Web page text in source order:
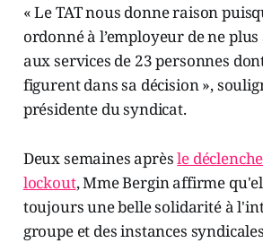
« Le TAT nous donne raison
ordonné à l’employeur de ne
aux services de 23 personnes
figurent dans sa décision »,
présidente du syndicat.
Deux semaines aprèsle
lockout, Mme Bergin affirme
toujours une belle solidarité à
groupe et des instances